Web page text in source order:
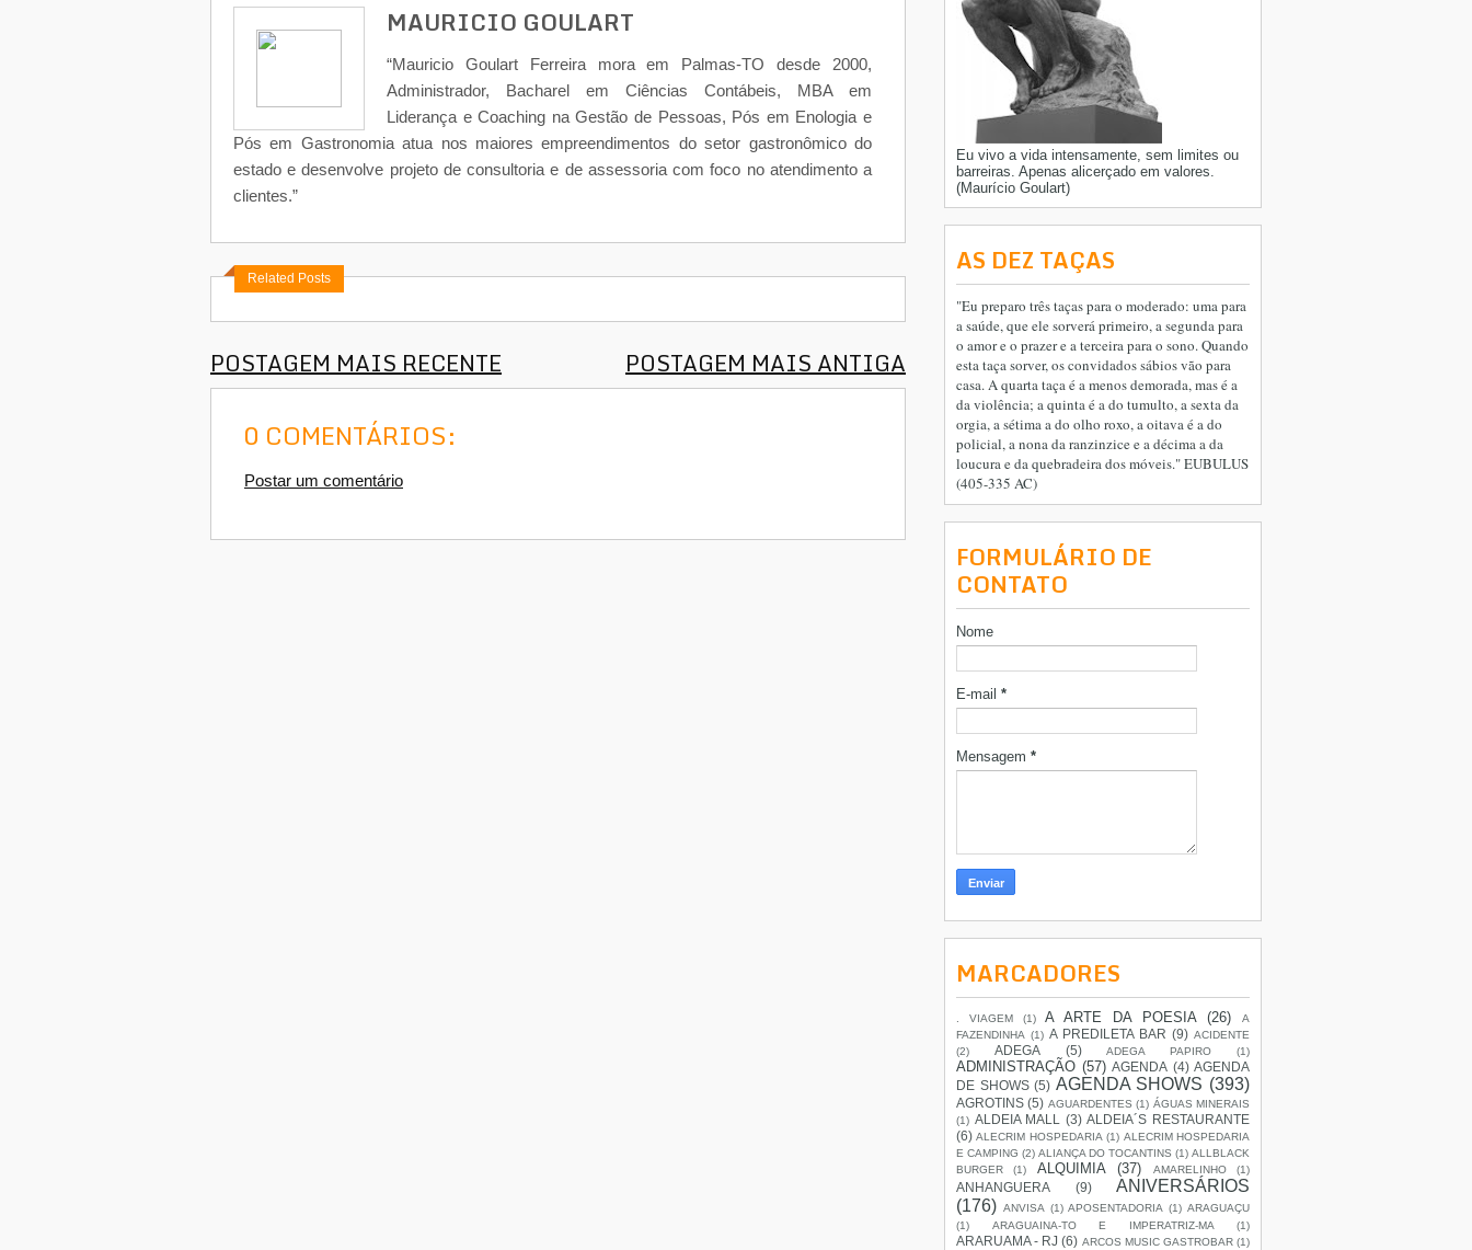
MAURICIO GOULART
“Mauricio Goulart Ferreira mora em Palmas-TO desde 2000,
Administrador, Bacharel em Ciências Contábeis, MBA em
Liderança e Coaching na Gestão de Pessoas, Pós em Enologia e
Pós em Gastronomia atua nos maiores empreendimentos do setor gastronômico do
estado e desenvolve projeto de consultoria e de assessoria com foco no atendimento a
clientes.”
Related Posts
POSTAGEM MAIS RECENTE POSTAGEM MAIS ANTIGA
0 COMENTÁRIOS:
Postar um comentário
Eu vivo a vida intensamente, sem limites ou
barreiras. Apenas alicerçado em valores.
(Maurício Goulart)
AS DEZ TAÇAS
"Eu preparo três taças para o moderado: uma para
a saúde, que ele sorverá primeiro, a segunda para
o amor e o prazer e a terceira para o sono. Quando
esta taça sorver, os convidados sábios vão para
casa. A quarta taça é a menos demorada, mas é a
da violência; a quinta é a do tumulto, a sexta da
orgia, a sétima a do olho roxo, a oitava é a do
policial, a nona da ranzinzice e a décima a da
loucura e da quebradeira dos móveis." EUBULUS
(405-335 AC)
FORMULÁRIO DE
CONTATO
Nome
E-mail *
Mensagem *
MARCADORES
. VIAGEM (1) A ARTE DA POESIA (26)
A
FAZENDINHA (1) A PREDILETA BAR (9) ACIDENTE
(2)
ADEGA (5) ADEGA PAPIRO (1)
ADMINISTRAÇÃO (57) AGENDA (4) AGENDA
DE SHOWS (5) AGENDA SHOWS (393)
AGROTINS (5) AGUARDENTES (1) ÁGUAS MINERAIS
(1) ALDEIA MALL (3) ALDEIA´S RESTAURANTE
(6) ALECRIM HOSPEDARIA (1) ALECRIM HOSPEDARIA
E CAMPING (2) ALIANÇA DO TOCANTINS (1) ALLBLACK
BURGER
(1) ALQUIMIA (37) AMARELINHO (1)
ANHANGUERA (9)
ANIVERSÁRIOS
(176) ANVISA (1) APOSENTADORIA (1) ARAGUAÇU
(1)
ARAGUAINA-TO E IMPERATRIZ-MA (1)
ARARUAMA - RJ (6) ARCOS MUSIC GASTROBAR (1)